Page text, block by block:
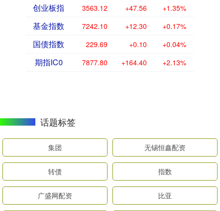
创业板指 3563.12 +47.56 +1.35%
基金指数 7242.10 +12.30 +0.17%
国债指数 229.69 +0.10 +0.04%
期指IC0 7877.80 +164.40 +2.13%
话题标签
集团 无锡恒鑫配资
转债 指数
广盛网配资 比亚